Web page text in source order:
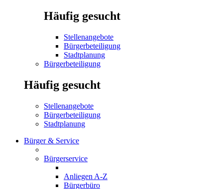
Häufig gesucht
Stellenangebote
Bürgerbeteiligung
Stadtplanung
Bürgerbeteiligung
Häufig gesucht
Stellenangebote
Bürgerbeteiligung
Stadtplanung
Bürger & Service
Bürgerservice
Anliegen A-Z
Bürgerbüro